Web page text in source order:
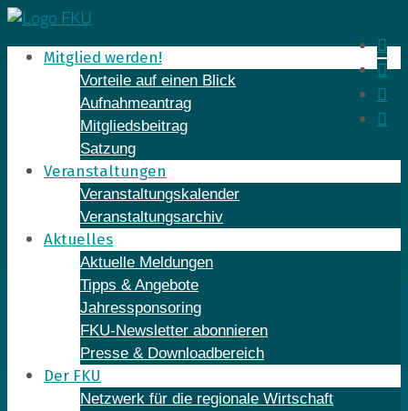
Skip
to
contentMitglied werden!
Vorteile auf einen Blick
Aufnahmeantrag
Mitgliedsbeitrag
Satzung
Veranstaltungen
Veranstaltungskalender
Veranstaltungsarchiv
Aktuelles
Aktuelle Meldungen
Tipps & Angebote
Jahressponsoring
FKU-Newsletter abonnieren
Presse & Downloadbereich
Der FKU
Netzwerk für die regionale Wirtschaft